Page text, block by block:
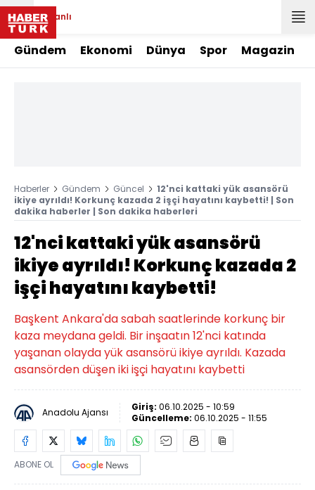
Canlı
Gündem Ekonomi Dünya Spor Magazin
Haberler Gündem Güncel
12'nci kattaki yük asansörü
ikiye ayrıldı! Korkunç kazada 2 işçi hayatını kaybetti! | Son
dakika haberler | Son dakika haberleri
12'nci kattaki yük asansörü
ikiye ayrıldı! Korkunç kazada 2
işçi hayatını kaybetti!
Başkent Ankara'da sabah saatlerinde korkunç bir
kaza meydana geldi. Bir inşaatın 12'nci katında
yaşanan olayda yük asansörü ikiye ayrıldı. Kazada
asansörden düşen iki işçi hayatını kaybetti
Anadolu Ajansı Giriş: 06.10.2025 - 10:59
Güncelleme: 06.10.2025 - 11:55
ABONE OL